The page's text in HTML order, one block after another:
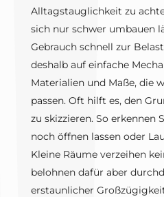
Alltagstauglichkeit zu
sich nur schwer umbauen
Gebrauch schnell zur
deshalb auf einfache
Materialien und Maße, die
passen. Oft hilft es, den
zu skizzieren. So erkennen
noch öffnen lassen oder
Kleine Räume verzeihen
belohnen dafür aber
erstaunlicher